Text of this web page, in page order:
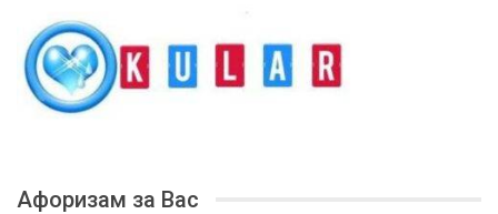
Афоризам за Вас